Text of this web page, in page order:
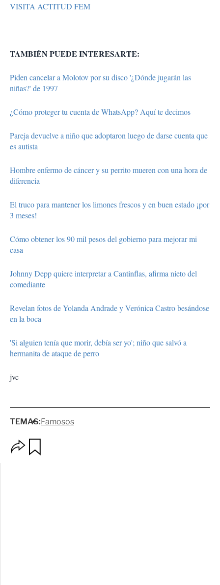
VISITA ACTITUD FEM
TAMBIÉN PUEDE INTERESARTE:
Piden cancelar a Molotov por su disco '¿Dónde jugarán las
niñas?' de 1997
¿Cómo proteger tu cuenta de WhatsApp? Aquí te decimos
Pareja devuelve a niño que adoptaron luego de darse cuenta que
es autista
Hombre enfermo de cáncer y su perrito mueren con una hora de
diferencia
El truco para mantener los limones frescos y en buen estado ¡por
3 meses!
Cómo obtener los 90 mil pesos del gobierno para mejorar mi
casa
Johnny Depp quiere interpretar a Cantinflas, afirma nieto del
comediante
Revelan fotos de Yolanda Andrade y Verónica Castro besándose
en la boca
'Si alguien tenía que morir, debía ser yo'; niño que salvó a
hermanita de ataque de perro
jvc
TEMAS:Famosos
p